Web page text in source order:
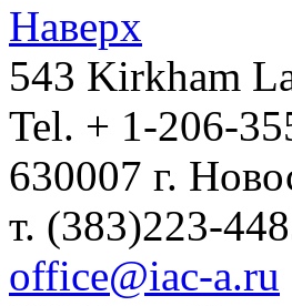
Наверх
543 Kirkham
Tel. + 1-206-
630007 г.
т. (383)223-
office@iac-a.ru